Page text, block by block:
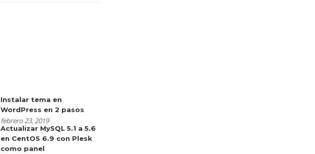
Instalar tema en
WordPress en 2 pasos
febrero 23, 2019
Actualizar MySQL 5.1 a 5.6
en CentOS 6.9 con Plesk
como panel